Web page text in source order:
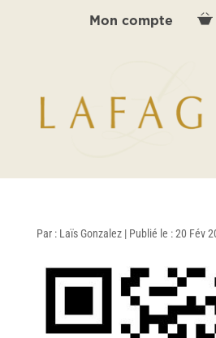
Mon compte
Par : Laïs Gonzalez | Publié le : 20 Fév